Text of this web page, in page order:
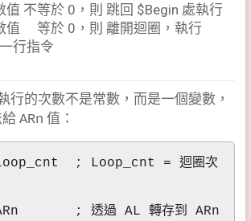
值 不等於 0，則 跳回 $Begin 處執行
值 等於 0，則 離開迴圈，執行
行指令
行的次數不是常數，而是一個變數，
ARn 值：
; Loop_cnt = 迴圈次
; 透過 AL 轉存到 ARn